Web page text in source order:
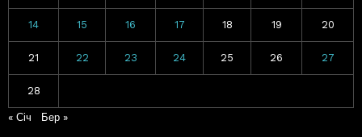
14 15 16 17 18 19 20
21 22 23 24 25 26 27
28
« Січ Бер »